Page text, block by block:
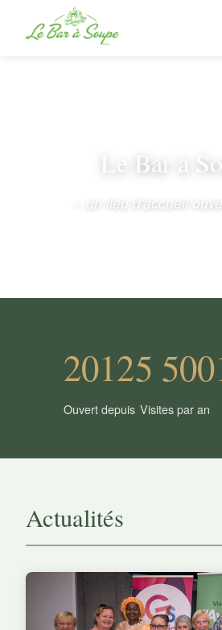
Le Bar à
– un lieu d'accueil
2012
Ouvert depuis
5 500
Visites par an
Actualités